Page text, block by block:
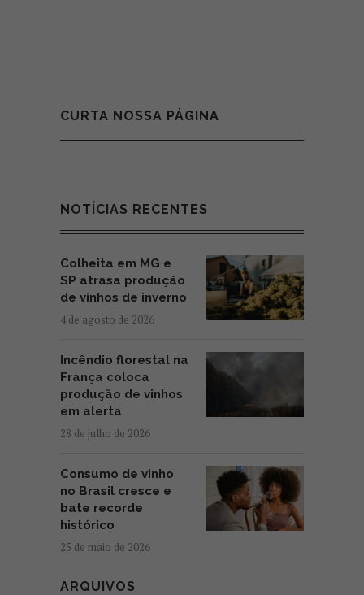
CURTA NOSSA PÁGINA
NOTÍCIAS RECENTES
Colheita em MG e
SP atrasa produção
de vinhos de inverno
4 de agosto de 2026
Incêndio florestal na
França coloca
produção de vinhos
em alerta
28 de julho de 2026
Consumo de vinho
no Brasil cresce e
bate recorde
histórico
25 de maio de 2026
ARQUIVOS